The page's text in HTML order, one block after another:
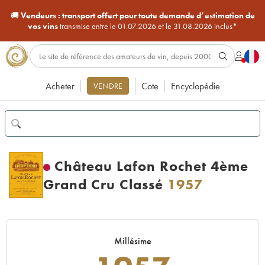
🚚Vendeurs : transport offert pour toute demande d’estimation de
vos vinstransmise entre le 01.07.2026 et le 31.08.2026 inclus*
Acheter VENDRE Cote Encyclopédie
Château Lafon Rochet 4ème
Grand Cru Classé 1957
Millésime